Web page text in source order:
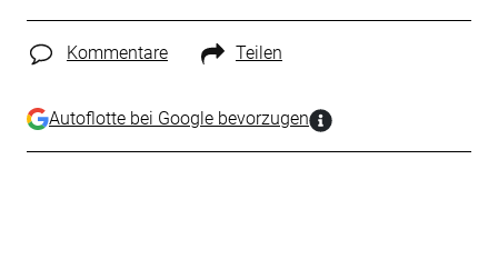
Kommentare Teilen
Autoflotte bei Google bevorzugen